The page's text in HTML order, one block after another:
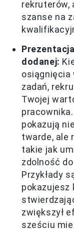
rekruterów,
szanse na
dodanej:
osiągnięcia
zadań,
Twojej
pokazują
twarde, ale
takie jak
zdolność
Przykłady
pokazujesz
zwiększył
sześciu